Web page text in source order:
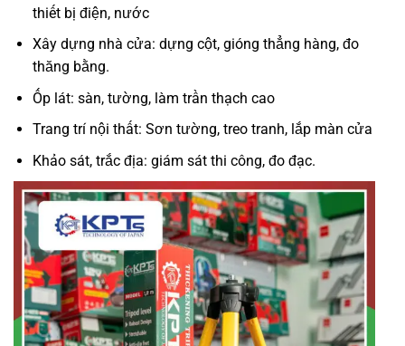
thiết bị điện, nước
Xây dựng nhà cửa: dựng cột, gióng thẳng hàng, đo
thăng bằng.
Ốp lát: sàn, tường, làm trần thạch cao
Trang trí nội thất: Sơn tường, treo tranh, lắp màn cửa
Khảo sát, trắc địa: giám sát thi công, đo đạc.